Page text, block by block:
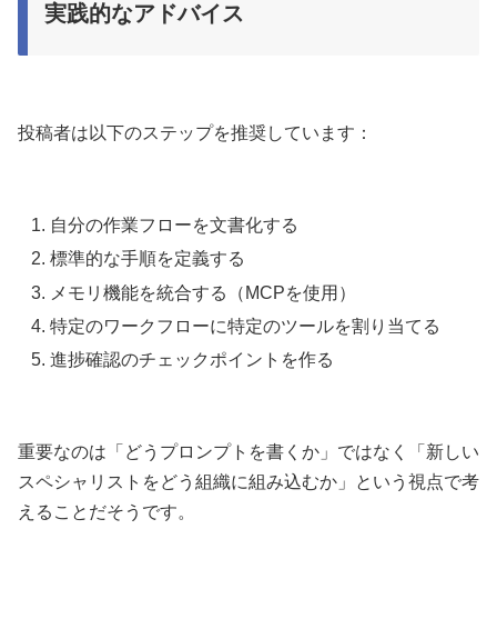
実践的なアドバイス
投稿者は以下のステップを推奨しています：
自分の作業フローを文書化する
標準的な手順を定義する
メモリ機能を統合する（MCPを使用）
特定のワークフローに特定のツールを割り当てる
進捗確認のチェックポイントを作る
重要なのは「どうプロンプトを書くか」ではなく「新しい
スペシャリストをどう組織に組み込むか」という視点で考
えることだそうです。